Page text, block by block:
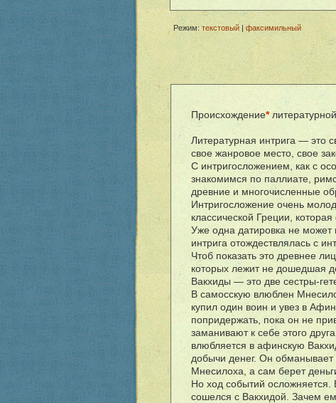
Режим: текстовый| факсимильный
Происхождение*
Литературная интрига — это
свое жанровое место, свое
С интригосложением, как с
знакомимся по паллиате,
древние и многочисленные
Интригосложение очень
классической Греции,
Уже одна датировка не может
интрига отождествлялась с
Чтоб показать это древнее
которых лежит не дошедшая
Вакхиды — это две сестры-
В самосскую влюблен
купил один воин и увез в
попридержать, пока он не
заманивают к себе этого
влюбляется в афинскую
добычи денег. Он
Мнесилоха, а сам берет
Но ход событий
сошелся с Вакхидой. Зачем